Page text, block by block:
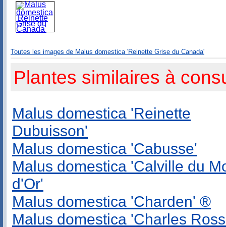
Toutes les images de Malus domestica 'Reinette Grise du Canada'
Plantes similaires à
Malus domestica 'Reinette
Dubuisson'
Malus domestica 'Cabusse'
Malus domestica 'Calville du
d'Or'
Malus domestica 'Charden' ®
Malus domestica 'Charles